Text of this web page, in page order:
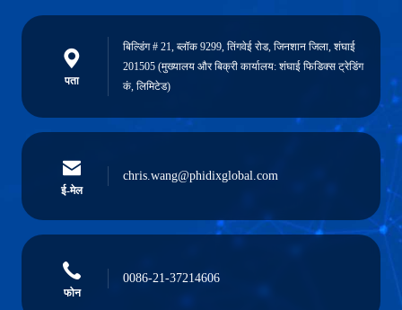
पता
बिल्डिंग # 21, ब्लॉक 9299, तिंगवेई रोड, जिनशान जिला, शंघाई
201505 (मुख्यालय और बिक्री कार्यालय: शंघाई फिडिक्स ट्रेडिंग
कं, लिमिटेड)
ई-मेल
chris.wang@phidixglobal.com
फोन
0086-21-37214606